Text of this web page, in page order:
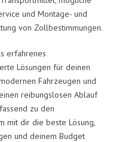
und Montage- und
von Zollbestimmungen.
erfahrenes
Lösungen für deinen
Fahrzeugen und
reibungslosen Ablauf
zu den
mit dir die beste Lösung,
und deinem Budget